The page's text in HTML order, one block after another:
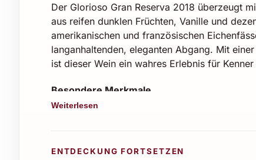
Der Glorioso Gran Reserva 2018 überzeugt
aus reifen dunklen Früchten, Vanille und
amerikanischen und französischen
langanhaltenden, eleganten Abgang. Mit
ist dieser Wein ein wahres Erlebnis für
Besondere Merkmale
Weiterlesen
ENTDECKUNG FORTSETZEN